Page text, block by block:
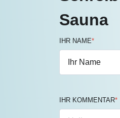
Sauna
IHR NAME*
IHR KOMMENTAR*